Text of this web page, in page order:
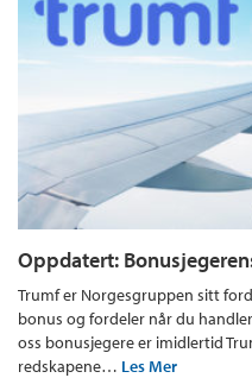
Oppdatert:
Trumf er Norgesgruppen sitt
bonus og fordeler når du
oss bonusjegere er imidlertid
redskapene… Les Mer